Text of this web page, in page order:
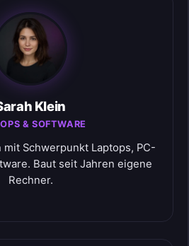
Klein
& SOFTWARE
Schwerpunkt Laptops, PC-
Baut seit Jahren eigene
Rechner.